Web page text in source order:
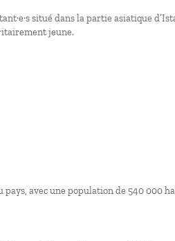
situé dans la partie asiatique
jeune.
avec une population de 540 000